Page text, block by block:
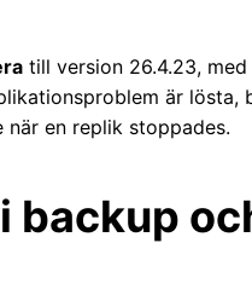
till version 26.4.23,
är lösta,
en replik stoppades.
backup